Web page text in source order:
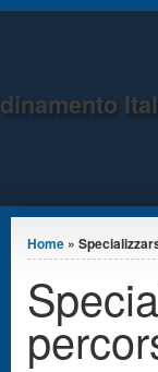
Jump to Content
Tu sei qui
Home »